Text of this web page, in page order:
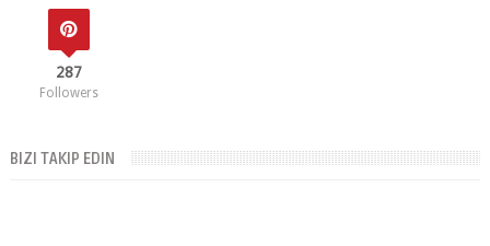
287
Followers
BIZI TAKIP EDIN